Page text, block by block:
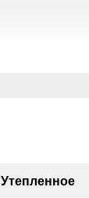
Утепленное